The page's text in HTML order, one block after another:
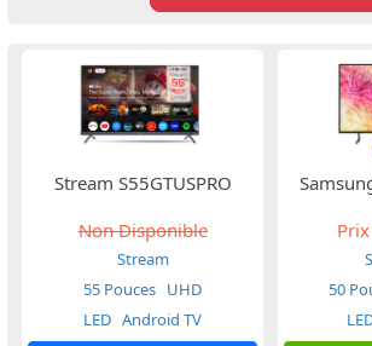
Stream S55GTUSPRO
Non Disponible
Stream
55 Pouces UHD
LED Android TV
Prix
50